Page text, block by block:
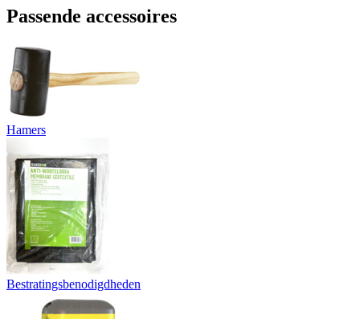
Passende accessoires
Hamers
Bestratingsbenodigdheden